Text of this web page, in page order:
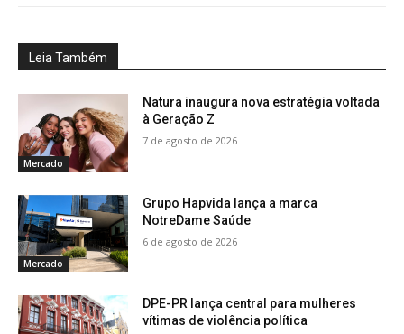
Leia Também
Mercado
Natura inaugura nova estratégia voltada
à Geração Z
7 de agosto de 2026
Mercado
Grupo Hapvida lança a marca
NotreDame Saúde
6 de agosto de 2026
DPE-PR lança central para mulheres
vítimas de violência política